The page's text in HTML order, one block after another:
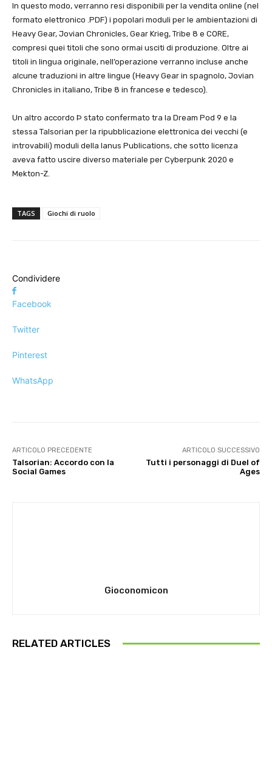
In questo modo, verranno resi disponibili per la vendita online (nel
formato elettronico .PDF) i popolari moduli per le ambientazioni di
Heavy Gear, Jovian Chronicles, Gear Krieg, Tribe 8 e CORE,
compresi quei titoli che sono ormai usciti di produzione. Oltre ai
titoli in lingua originale, nell’operazione verranno incluse anche
alcune traduzioni in altre lingue (Heavy Gear in spagnolo, Jovian
Chronicles in italiano, Tribe 8 in francese e tedesco).
Un altro accordo Þ stato confermato tra la Dream Pod 9 e la
stessa Talsorian per la ripubblicazione elettronica dei vecchi (e
introvabili) moduli della Ianus Publications, che sotto licenza
aveva fatto uscire diverso materiale per Cyberpunk 2020 e
Mekton-Z.
TAGS Giochi di ruolo
Condividere
Facebook
Twitter
Pinterest
WhatsApp
ARTICOLO PRECEDENTE
Talsorian: Accordo con la
Social Games
ARTICOLO SUCCESSIVO
Tutti i personaggi di Duel of
Ages
Gioconomicon
RELATED ARTICLES